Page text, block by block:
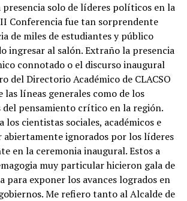
solo de líderes políticos en la
Conferencia fue tan sorprendente
de miles de estudiantes y público
ingresar al salón. Extraño la presencia
connotado o el discurso inaugural
del Directorio Académico de CLACSO
las líneas generales como de los
pensamiento crítico en la región.
los cientistas sociales, académicos e
abiertamente ignorados por los líderes
en la ceremonia inaugural. Estos a
muy particular hicieron gala de
para exponer los avances logrados en
Me refiero tanto al Alcalde de